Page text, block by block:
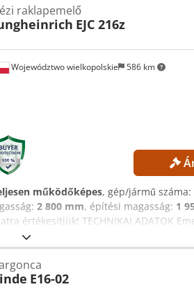
Województwo wielkopolskie 586 km
raklapemelő
EJC 216z
működőképes, gép/jármű száma:
2 800 mm, építési magasság: 1
értékesítjük! TECHNIKAI ADATOK
Árverem: Standard Akkumulátor típusa:
Kezdeti emelés Dcsdpfx Aezrlw
E16-02